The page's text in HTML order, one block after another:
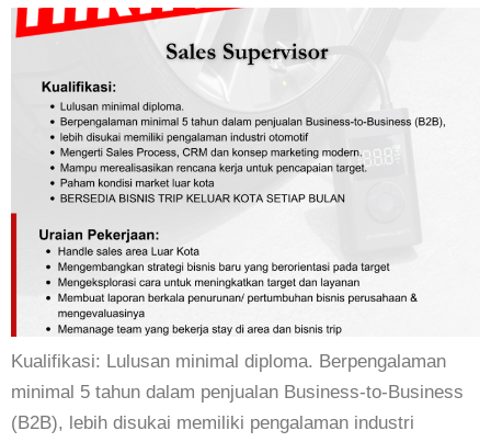
Kualifikasi: Lulusan minimal diploma. Berpengalaman
minimal 5 tahun dalam penjualan Business-to-Business
(B2B), lebih disukai memiliki pengalaman industri